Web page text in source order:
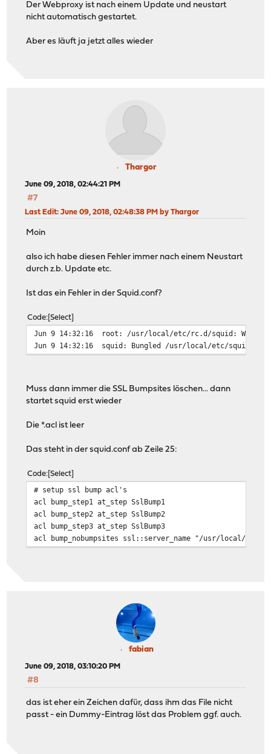
Der Webproxy ist nach einem Update und neustart
nicht automatisch gestartet.
Aber es läuft ja jetzt alles wieder
Thargor
June 09, 2018, 02:44:21 PM
#7
Last Edit: June 09, 2018, 02:48:38 PM by Thargor
Moin
also ich habe diesen Fehler immer nach einem Neustart
durch z.b. Update etc.
Ist das ein Fehler in der Squid.conf?
Code Select
Jun 9 14:32:16
root: /usr/local/etc/rc.d/squid:
Jun 9 14:32:16
squid: Bungled /usr/local/etc/squid/
Muss dann immer die SSL Bumpsites löschen... dann
startet squid erst wieder
Die *.acl ist leer
Das steht in der squid.conf ab Zeile 25:
Code Select
# setup ssl bump acl's
acl bump_step1 at_step SslBump1
acl bump_step2 at_step SslBump2
acl bump_step3 at_step SslBump3
acl bump_nobumpsites ssl::server_name "/usr/local/etc/
fabian
June 09, 2018, 03:10:20 PM
#8
das ist eher ein Zeichen dafür, dass ihm das File nicht
passt - ein Dummy-Eintrag löst das Problem ggf. auch.